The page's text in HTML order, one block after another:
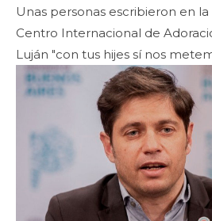
Unas personas escribieron en
Centro Internacional de
Luján "con tus hijes sí nos